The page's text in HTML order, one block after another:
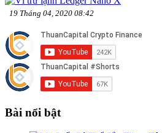
19 Tháng 04, 2020 08:42
Bài nổi bật